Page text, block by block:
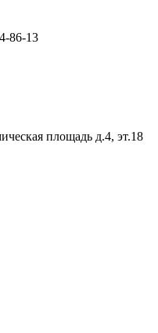
86-13
площадь д.4, эт.18